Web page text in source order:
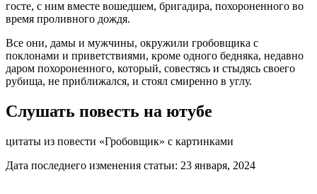
госте, с ним вместе вошедшем, бригадира, похороненного во
время проливного дождя.
Все они, дамы и мужчины, окружили гробовщика с
поклонами и приветствиями, кроме одного бедняка, недавно
даром похороненного, который, совестясь и стыдясь своего
рубища, не приближался, и стоял смиренно в углу.
Слушать повесть на ютубе
цитаты из повести «Гробовщик» с картинками
Дата последнего изменения статьи: 23 января, 2024